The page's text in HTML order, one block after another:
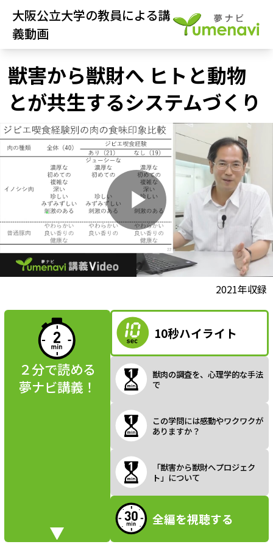
大阪公立大学の教員による講
義動画
獣害から獣財へ ヒトと動物
とが共生するシステムづくり
P
a
y
V
i
2021年収録
２分で読める
夢ナビ講義！
10秒ハイライト
獣肉の調査を、心理学的な手法
で
この学問には感動やワクワクが
ありますか？
「獣害から獣財へプロジェク
ト」について
全編を視聴する